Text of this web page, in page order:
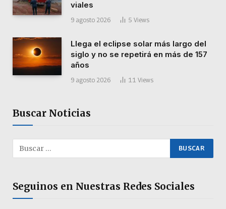
viales
9 agosto 2026 5 Views
Llega el eclipse solar más largo del
siglo y no se repetirá en más de 157
años
9 agosto 2026 11 Views
Buscar Noticias
Seguinos en Nuestras Redes Sociales